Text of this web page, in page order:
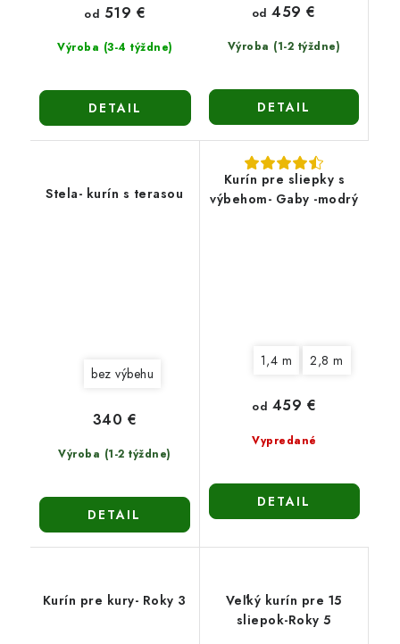
Výroba (3-4 týždne)
od 519 €
DETAIL
Výroba (1-2 týždne)
od 459 €
DETAIL
Stela- kurín s terasou
bez výbehu
Výroba (1-2 týždne)
340 €
DETAIL
Kurín pre sliepky s
výbehom- Gaby -modrý
1,4 m 2,8 m
Vypredané
od 459 €
DETAIL
Kurín pre kury- Roky 3
Veľký kurín pre 15
sliepok-Roky 5